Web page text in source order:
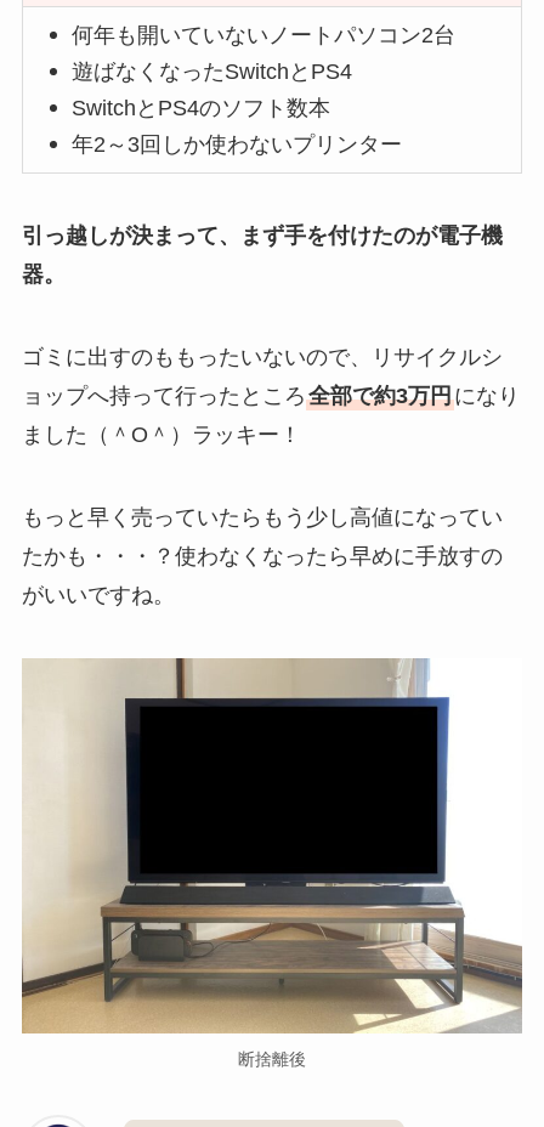
何年も開いていないノートパソコン2台
遊ばなくなったSwitchとPS4
SwitchとPS4のソフト数本
年2～3回しか使わないプリンター
引っ越しが決まって、まず手を付けたのが電子機
器。
ゴミに出すのももったいないので、リサイクルシ
ョップへ持って行ったところ全部で約3万円になり
ました（＾O＾）ラッキー！
もっと早く売っていたらもう少し高値になってい
たかも・・・？使わなくなったら早めに手放すの
がいいですね。
断捨離後